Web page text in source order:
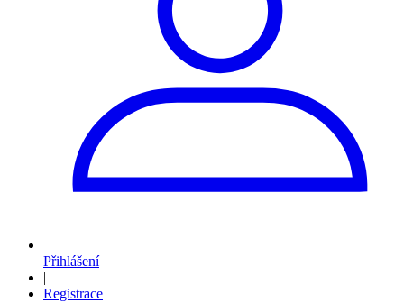
Přihlášení
|
Registrace